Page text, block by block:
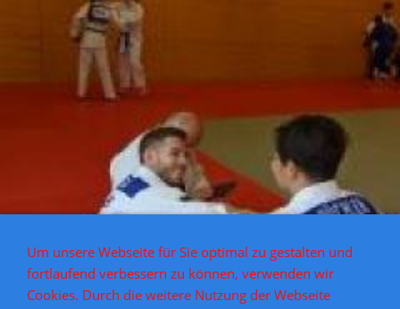
Um unsere Webseite für Sie optimal zu gestalten und
fortlaufend verbessern zu können, verwenden wir
Cookies. Durch die weitere Nutzung der Webseite